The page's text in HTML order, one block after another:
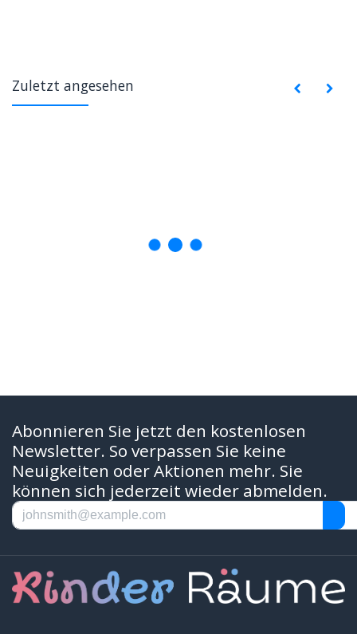
Zuletzt angesehen
Abonnieren Sie jetzt den kostenlosen
Newsletter. So verpassen Sie keine
Neuigkeiten oder Aktionen mehr. Sie
können sich jederzeit wieder abmelden.